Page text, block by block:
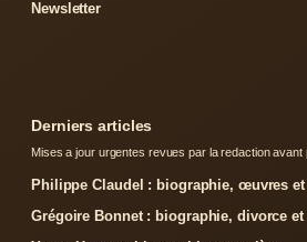
Newsletter
Derniers articles
Mises a jour urgentes revues par la redaction avant
Philippe Claudel : biographie, œuvres
Grégoire Bonnet : biographie, divorce